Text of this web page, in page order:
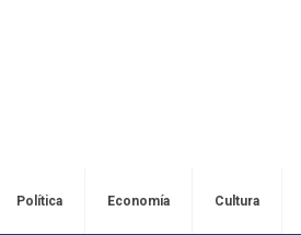
Política Economía Cultura